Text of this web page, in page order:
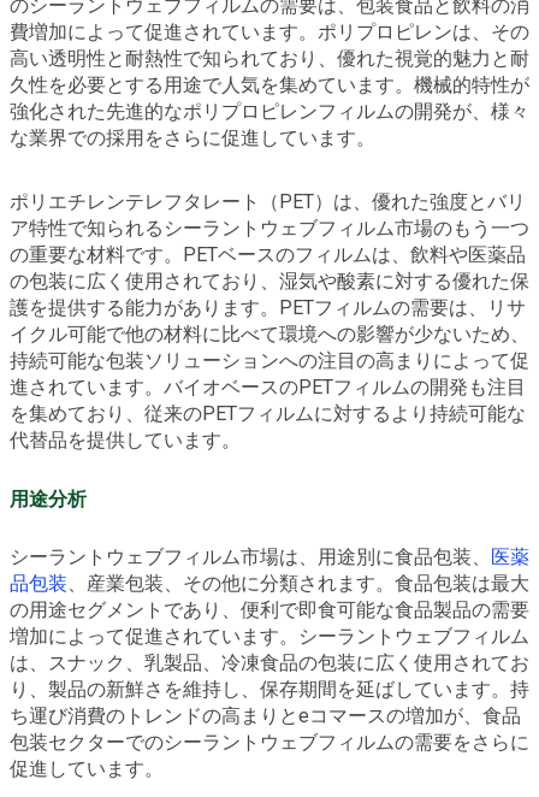
のシーラントウェブフィルムの需要は、包装食品と飲料の消
費増加によって促進されています。ポリプロピレンは、その
高い透明性と耐熱性で知られており、優れた視覚的魅力と耐
久性を必要とする用途で人気を集めています。機械的特性が
強化された先進的なポリプロピレンフィルムの開発が、様々
な業界での採用をさらに促進しています。
ポリエチレンテレフタレート（PET）は、優れた強度とバリ
ア特性で知られるシーラントウェブフィルム市場のもう一つ
の重要な材料です。PETベースのフィルムは、飲料や医薬品
の包装に広く使用されており、湿気や酸素に対する優れた保
護を提供する能力があります。PETフィルムの需要は、リサ
イクル可能で他の材料に比べて環境への影響が少ないため、
持続可能な包装ソリューションへの注目の高まりによって促
進されています。バイオベースのPETフィルムの開発も注目
を集めており、従来のPETフィルムに対するより持続可能な
代替品を提供しています。
用途分析
シーラントウェブフィルム市場は、用途別に食品包装、
医薬
品包装、産業包装、その他に分類されます。食品包装は最大
の用途セグメントであり、便利で即食可能な食品製品の需要
増加によって促進されています。シーラントウェブフィルム
は、スナック、乳製品、冷凍食品の包装に広く使用されてお
り、製品の新鮮さを維持し、保存期間を延ばしています。持
ち運び消費のトレンドの高まりとeコマースの増加が、食品
包装セクターでのシーラントウェブフィルムの需要をさらに
促進しています。